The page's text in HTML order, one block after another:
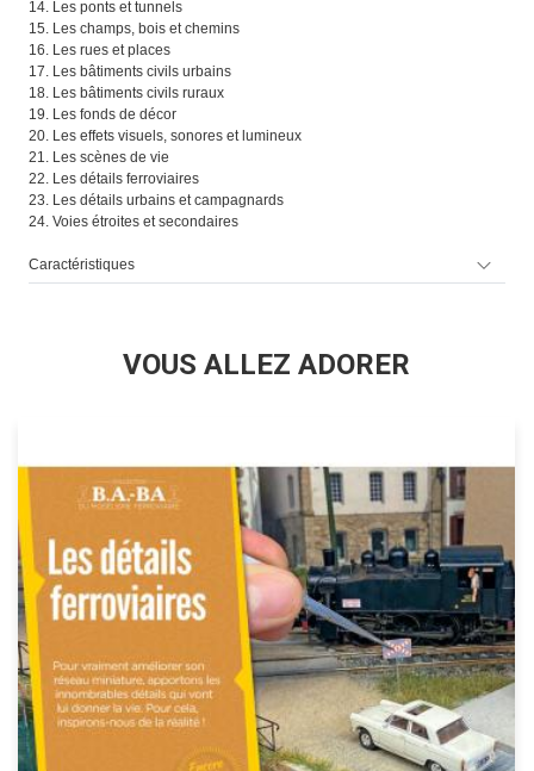
14. Les ponts et tunnels
15. Les champs, bois et chemins
16. Les rues et places
17. Les bâtiments civils urbains
18. Les bâtiments civils ruraux
19. Les fonds de décor
20. Les effets visuels, sonores et lumineux
21. Les scènes de vie
22. Les détails ferroviaires
23. Les détails urbains et campagnards
24. Voies étroites et secondaires
Caractéristiques
VOUS ALLEZ ADORER